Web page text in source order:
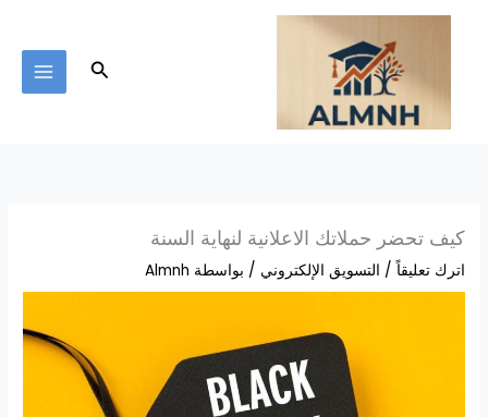
تخطي
البحث
كيف تحضر حملاتك الاعلانية لنهاية السنة
اترك تعليقاً / التسويق الإلكتروني / بواسطة Almnh